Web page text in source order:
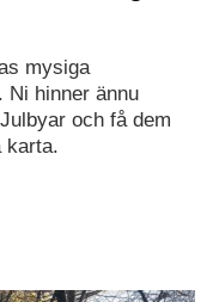
mysiga
Ni hinner ännu
och få dem
karta.